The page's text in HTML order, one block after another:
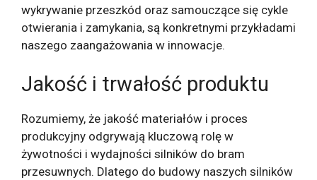
wykrywanie przeszkód oraz samouczące się cykle
otwierania i zamykania, są konkretnymi przykładami
naszego zaangażowania w innowacje.
Jakość i trwałość produktu
Rozumiemy, że jakość materiałów i proces
produkcyjny odgrywają kluczową rolę w
żywotności i wydajności silników do bram
przesuwnych. Dlatego do budowy naszych silników